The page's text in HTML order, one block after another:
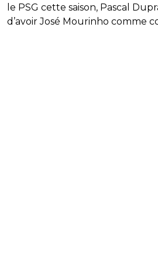
le PSG cette saison, Pascal
d’avoir José Mourinho comme